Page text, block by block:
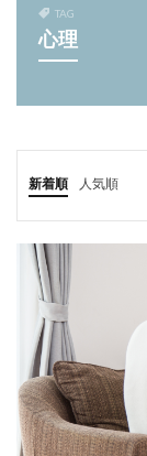
TAG
心理
新着順 人気順